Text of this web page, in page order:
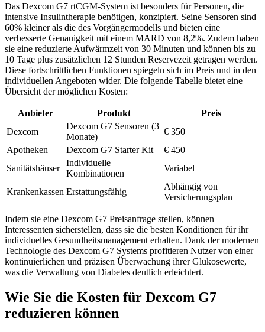
Das Dexcom G7 rtCGM-System ist besonders für Personen, die
intensive Insulintherapie benötigen, konzipiert. Seine Sensoren sind
60% kleiner als die des Vorgängermodells und bieten eine
verbesserte Genauigkeit mit einem MARD von 8,2%. Zudem haben
sie eine reduzierte Aufwärmzeit von 30 Minuten und können bis zu
10 Tage plus zusätzlichen 12 Stunden Reservezeit getragen werden.
Diese fortschrittlichen Funktionen spiegeln sich im Preis und in den
individuellen Angeboten wider. Die folgende Tabelle bietet eine
Übersicht der möglichen Kosten:
Anbieter Produkt
Preis
Dexcom
Dexcom G7 Sensoren (3
Monate)
€ 350
Apotheken
Dexcom G7 Starter Kit
€ 450
Sanitätshäuser
Individuelle
Kombinationen
Variabel
Krankenkassen Erstattungsfähig
Abhängig von
Versicherungsplan
Indem sie eine Dexcom G7 Preisanfrage stellen, können
Interessenten sicherstellen, dass sie die besten Konditionen für ihr
individuelles Gesundheitsmanagement erhalten. Dank der modernen
Technologie des Dexcom G7 Systems profitieren Nutzer von einer
kontinuierlichen und präzisen Überwachung ihrer Glukosewerte,
was die Verwaltung von Diabetes deutlich erleichtert.
Wie Sie die Kosten für Dexcom G7
reduzieren können